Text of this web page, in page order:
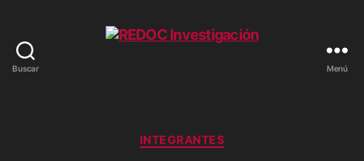
Buscar Menú
Categorías
INTEGRANTES